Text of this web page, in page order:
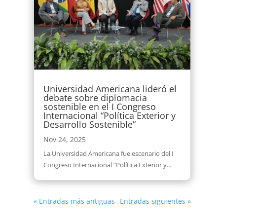
Universidad Americana lideró el
debate sobre diplomacia
sostenible en el I Congreso
Internacional “Política Exterior y
Desarrollo Sostenible”
Nov 24, 2025
La Universidad Americana fue escenario del I
Congreso Internacional “Política Exterior y...
« Entradas más antiguas Entradas siguientes »